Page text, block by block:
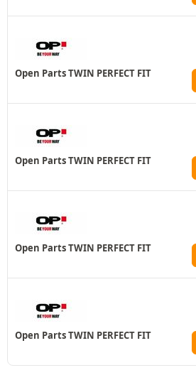
Open Parts TWIN PERFECT FIT
Open Parts TWIN PERFECT FIT
Open Parts TWIN PERFECT FIT
Open Parts TWIN PERFECT FIT